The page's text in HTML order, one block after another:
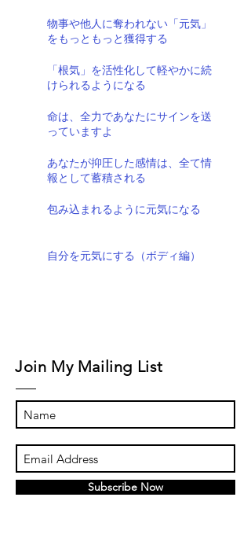
物事や他人に奪われない「元気」
をもっともっと獲得する
「根気」を活性化して軽やかに続
けられるようになる
命は、全力であなたにサインを送
っていますよ
あなたが抑圧した感情は、全て情
報として蓄積される
包み込まれるように元気になる
自分を元気にする（ボディ編）
Join My Mailing List
Subscribe Now